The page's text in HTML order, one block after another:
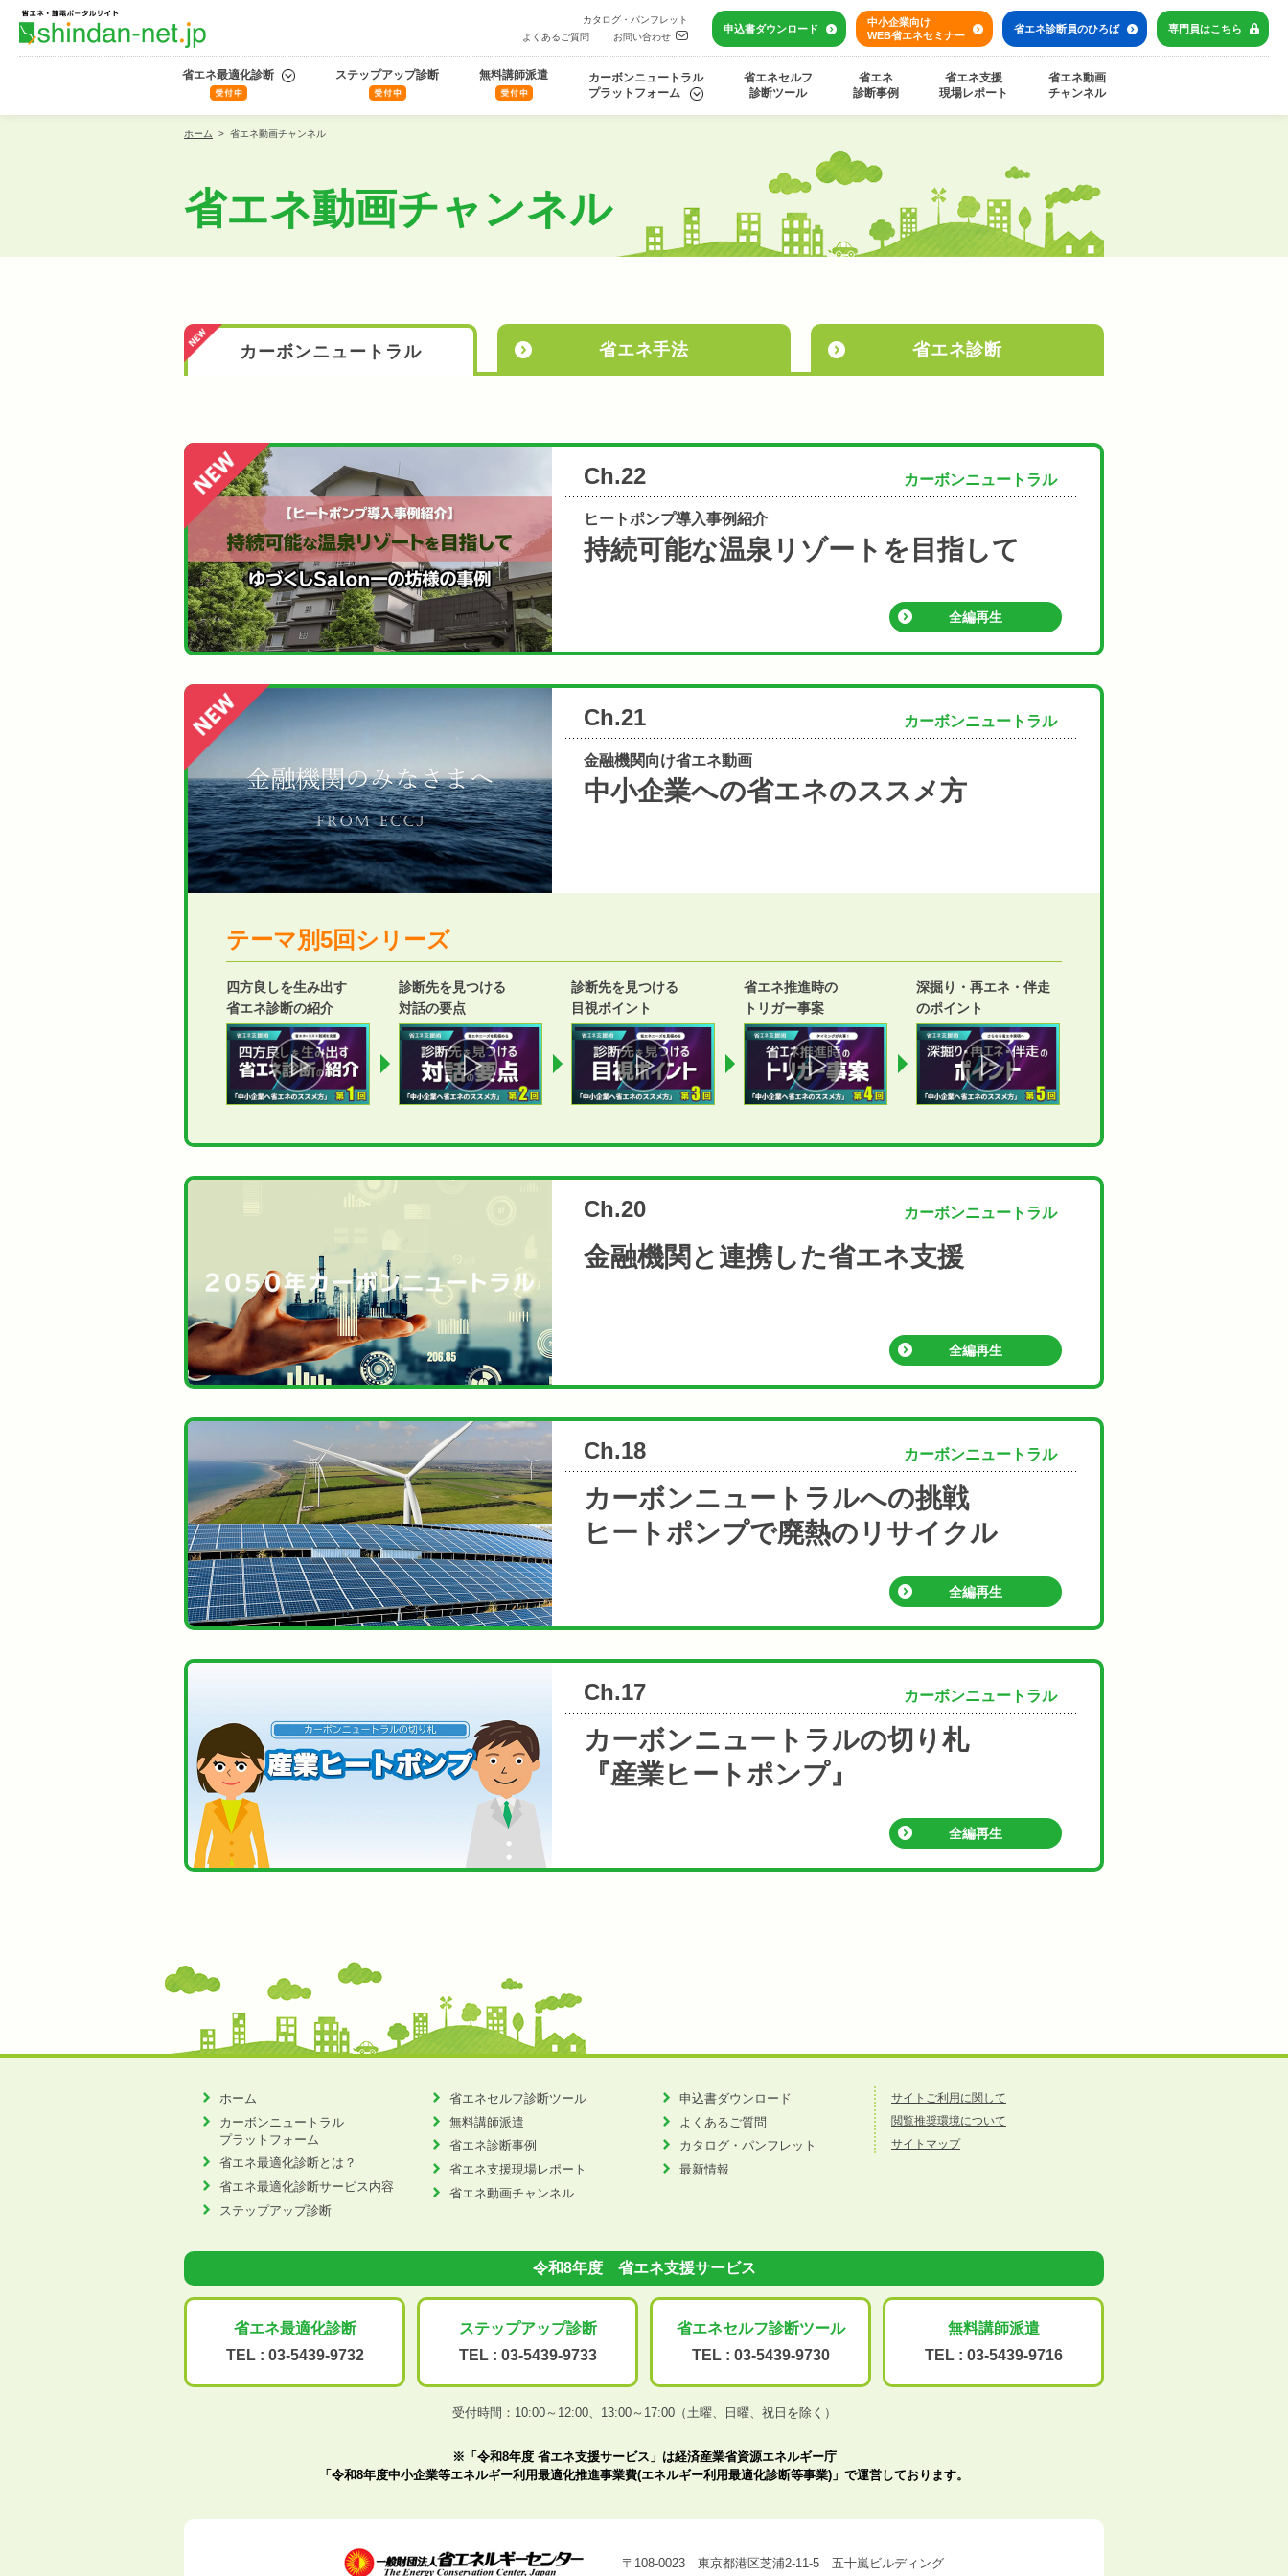
カタログ・パンフレット
よくあるご質問
お問い合わせ
申込書ダウンロード
中小企業向け
WEB省エネセミナー
省エネ診断員のひろば 専門員はこちら
省エネ最適化診断 ステップアップ診断 無料講師派遣
カーボンニュートラル
プラットフォーム
省エネセルフ
診断ツール
省エネ
診断事例
省エネ支援
現場レポート
省エネ動画
チャンネル
ホーム > 省エネ動画チャンネル
省エネ動画チャンネル
カーボンニュートラル 省エネ手法 省エネ診断
Ch.22 カーボンニュートラル
ヒートポンプ導入事例紹介
持続可能な温泉リゾートを目指して
全編再生
Ch.21 カーボンニュートラル
金融機関向け省エネ動画
中小企業への省エネのススメ方
テーマ別5回シリーズ
四方良しを生み出す
省エネ診断の紹介
診断先を見つける
対話の要点
診断先を見つける
目視ポイント
省エネ推進時の
トリガー事案
深掘り・再エネ・伴走
のポイント
Ch.20 カーボンニュートラル
金融機関と連携した省エネ支援
全編再生
Ch.18 カーボンニュートラル
カーボンニュートラルへの挑戦
ヒートポンプで廃熱のリサイクル
全編再生
Ch.17 カーボンニュートラル
カーボンニュートラルの切り札
『産業ヒートポンプ』
全編再生
ホーム
カーボンニュートラル
プラットフォーム
省エネ最適化診断とは？
省エネ最適化診断サービス内容
ステップアップ診断
省エネセルフ診断ツール
無料講師派遣
省エネ診断事例
省エネ支援現場レポート
省エネ動画チャンネル
申込書ダウンロード
よくあるご質問
カタログ・パンフレット
最新情報
サイトご利用に関して
閲覧推奨環境について
サイトマップ
令和8年度 省エネ支援サービス
省エネ最適化診断
TEL : 03-5439-9732
ステップアップ診断
TEL : 03-5439-9733
省エネセルフ診断ツール
TEL : 03-5439-9730
無料講師派遣
TEL : 03-5439-9716
受付時間：10:00～12:00、 13:00～17:00（土曜、日曜、祝日を除く）
※「令和8年度 省エネ支援サービス」は経済産業省資源エネルギー庁
「令和8年度中小企業等エネルギー利用最適化推進事業費(エネルギー利用最適化診断等事業)」で運営しております。
〒108-0023 東京都港区芝浦2-11-5 五十嵐ビルディング